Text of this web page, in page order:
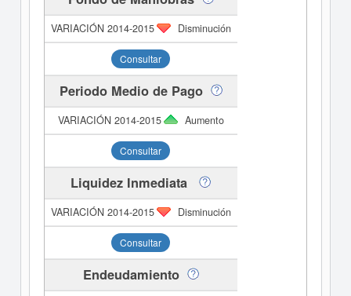
Disminución
Consultar
Periodo Medio de Pago
Aumento
Consultar
Liquidez Inmediata
Disminución
Consultar
Endeudamiento